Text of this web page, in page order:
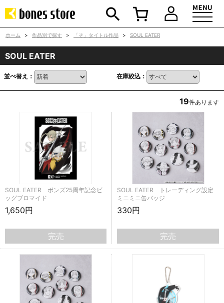
ホーム > 作品別で探す > 「そ」タイトル作品 > SOUL EATER
SOUL EATER
並べ替え： 在庫絞込：
19件あります
SOUL EATER ボンズ25周年記念ビ
ッグブロマイド
1,650円
完売
SOUL EATER トレーディング設定
ミニミニ缶バッジ
330円
完売